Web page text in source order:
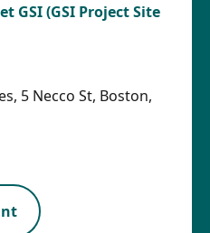
GSI (GSI Project Site
5 Necco St, Boston,